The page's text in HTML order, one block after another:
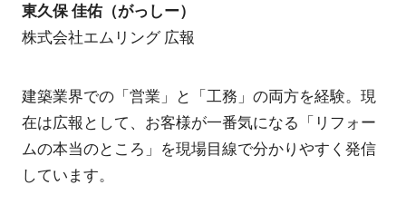
東久保 佳佑（がっしー）
株式会社エムリング 広報
建築業界での「営業」と「工務」の両方を経験。現
在は広報として、お客様が一番気になる「リフォー
ムの本当のところ」を現場目線で分かりやすく発信
しています。